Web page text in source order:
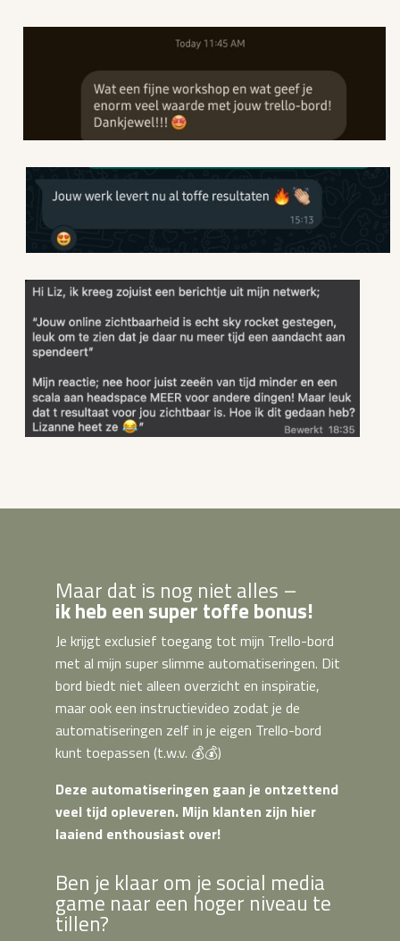
Maar dat is nog niet alles –
ik heb een super toffe bonus!
Je krijgt exclusief toegang tot mijn Trello-bord
met al mijn super slimme automatiseringen. Dit
bord biedt niet alleen overzicht en inspiratie,
maar ook een instructievideo zodat je de
automatiseringen zelf in je eigen Trello-bord
kunt toepassen (t.w.v. 💰💰)
Deze automatiseringen gaan je ontzettend
veel tijd opleveren. Mijn klanten zijn hier
laaiend enthousiast over!
Ben je klaar om je social media
game naar een hoger niveau te
tillen?